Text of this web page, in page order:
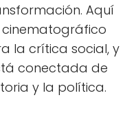
Aquí
la crítica social, y
conectada de
y la política.